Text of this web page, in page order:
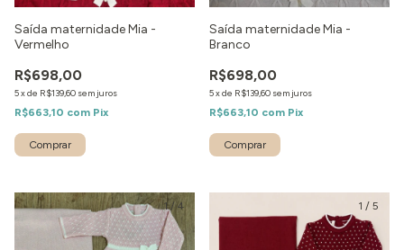
Saída maternidade Mia -
Vermelho
R$698,00
5xde R$139,60 sem juros
R$663,10 com Pix
Comprar
Saída maternidade Mia -
Branco
R$698,00
5xde R$139,60 sem juros
R$663,10 com Pix
Comprar
1/4 1 / 5